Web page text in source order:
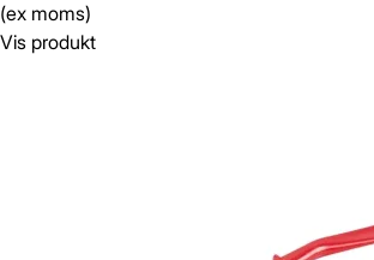
(ex moms)
Vis produkt